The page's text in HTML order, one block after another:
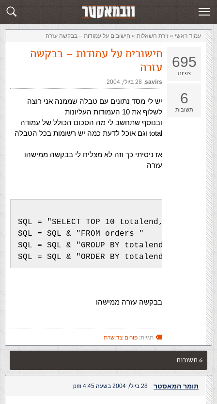
שלח תשובה זירת השאלות
עמוד ראשי » ‏זירת השאלות‏ » חישובים על עמודות – בבקשה עזרה
695
צפיות
6
תשובות
חישובים על עמודות – בבקשה
עזרה
savirs
,‏ 28 ביולי, 2004
יש לי מסד נתונים עם טבלה שממנה אני רוצה
לשלוף את 10 העמודות העליונות
ובנוסף שתחשב לי מה הסכום הכולל של עמודה
total וגם אוכל לדעת כמה יש רשומות בכל הטבלה
אז ניסיתי כך וזה לא מצליח לי בבקשה ממישהו
עזרה
SQL = "SELECT TOP 10
SQL = SQL & "FROM orders "
SQL = SQL & "GROUP BY totalend "
SQL = SQL & "ORDER BY totalend DESC "
בבקשה עזרה ממישהו
תגיות: פורום צד שרת
6 תשובות
תומר המאסטר 28 ביולי, 2004 בשעה 4:45 pm